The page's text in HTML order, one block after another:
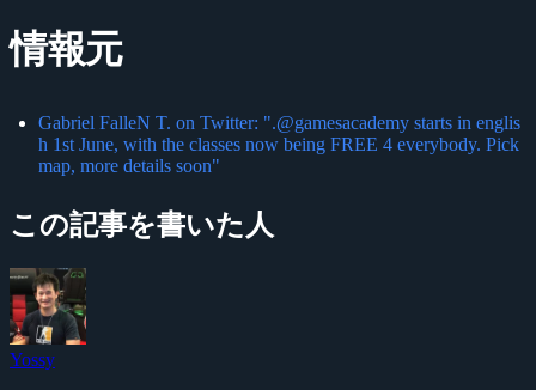
情報元
Gabriel FalleN T. on Twitter: ".@gamesacademy starts in englis
h 1st June, with the classes now being FREE 4 everybody. Pick
map, more details soon"
この記事を書いた人
Yossy